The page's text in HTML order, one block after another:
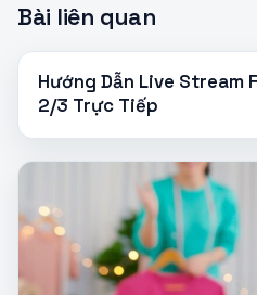
Bài liên quan
Hướng Dẫn Live Stream
2/3 Trực Tiếp